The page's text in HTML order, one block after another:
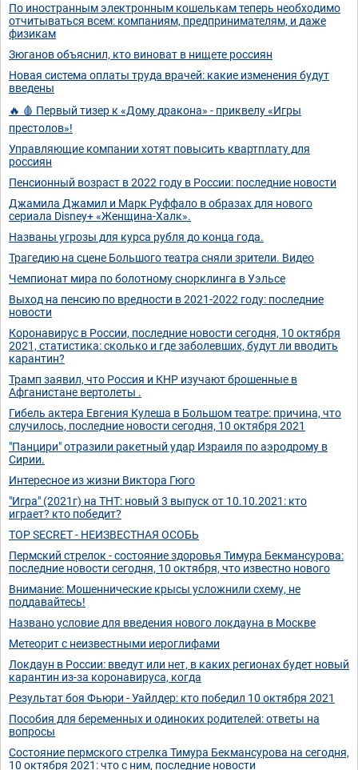
По иностранным электронным кошелькам теперь необходимо
отчитываться всем: компаниям, предпринимателям, и даже
физикам
Зюганов объяснил, кто виноват в нищете россиян
Новая система оплаты труда врачей: какие изменения будут
введены
🔥 🩸 Первый тизер к «Дому дракона» - приквелу «Игры
престолов»!
Управляющие компании хотят повысить квартплату для
россиян
Пенсионный возраст в 2022 году в России: последние новости
Джамила Джамил и Марк Руффало в образах для нового
сериала Disney+ «Женщина-Халк».
Названы угрозы для курса рубля до конца года.
Трагедию на сцене Большого театра сняли зрители. Видео
Чемпионат мира по болотному снорклинга в Уэльсе
Выход на пенсию по вредности в 2021-2022 году: последние
новости
Коронавирус в России, последние новости сегодня, 10 октября
2021, статистика: сколько и где заболевших, будут ли вводить
карантин?
Трамп заявил, что Россия и КНР изучают брошенные в
Афганистане вертолеты .
Гибель актера Евгения Кулеша в Большом театре: причина, что
случилось, последние новости сегодня, 10 октября 2021
"Панцири" отразили ракетный удар Израиля по аэродрому в
Сирии.
Интересное из жизни Виктора Гюго
"Игра" (2021г) на ТНТ: новый 3 выпуск от 10.10.2021: кто
играет? кто победит?
TOP SECRET - НЕИЗВЕСТНАЯ ОСОБЬ
Пермский стрелок - состояние здоровья Тимура Бекмансурова:
последние новости сегодня, 10 октября, что известно нового
Внимание: Мошеннические крысы усложнили схему, не
поддавайтесь!
Названо условие для введения нового локдауна в Москве
Метеорит с неизвестными иероглифами
Локдаун в России: введут или нет, в каких регионах будет новый
карантин из-за коронавируса, когда
Результат боя Фьюри - Уайлдер: кто победил 10 октября 2021
Пособия для беременных и одиноких родителей: ответы на
вопросы
Состояние пермского стрелка Тимура Бекмансурова на сегодня,
10 октября 2021: что с ним, последние новости